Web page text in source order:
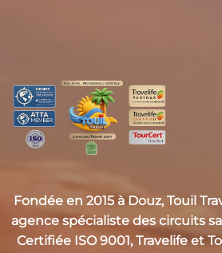
Fondée en 2015 à Douz, Touil
agence spécialiste des circuits
Certifiée ISO 9001, Travelife et